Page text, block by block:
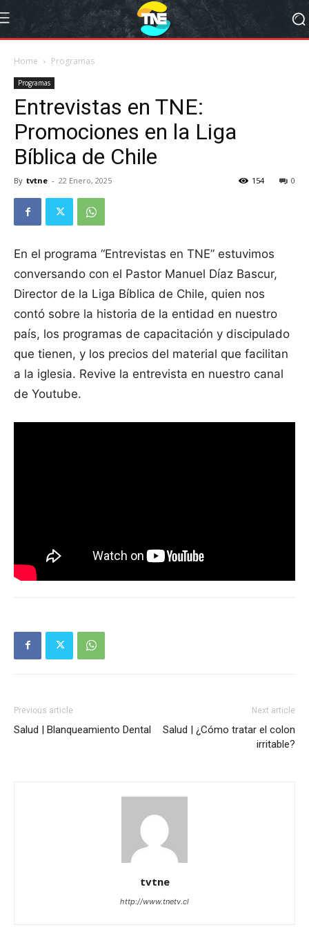
Home Programas
Programas
Entrevistas en TNE:
Promociones en la Liga
Bíblica de Chile
By tvtne - 22 Enero, 2025 0
154
En el programa “Entrevistas en TNE” estuvimos
conversando con el Pastor Manuel Díaz Bascur,
Director de la Liga Bíblica de Chile, quien nos
contó sobre la historia de la entidad en nuestro
país, los programas de capacitación y discipulado
que tienen, y los precios del material que facilitan
a la iglesia. Revive la entrevista en nuestro canal
de Youtube.
Previous article
Salud | Blanqueamiento Dental
Next article
Salud | ¿Cómo tratar el colon
irritable?
tvtne
http://www.tnetv.cl